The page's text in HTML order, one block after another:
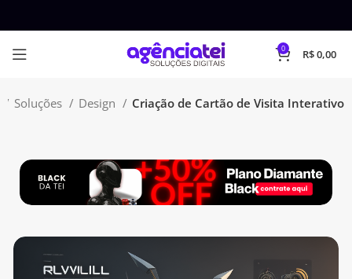
0 R$0,00
Soluções Design Criação de Cartão de Visita Interativo